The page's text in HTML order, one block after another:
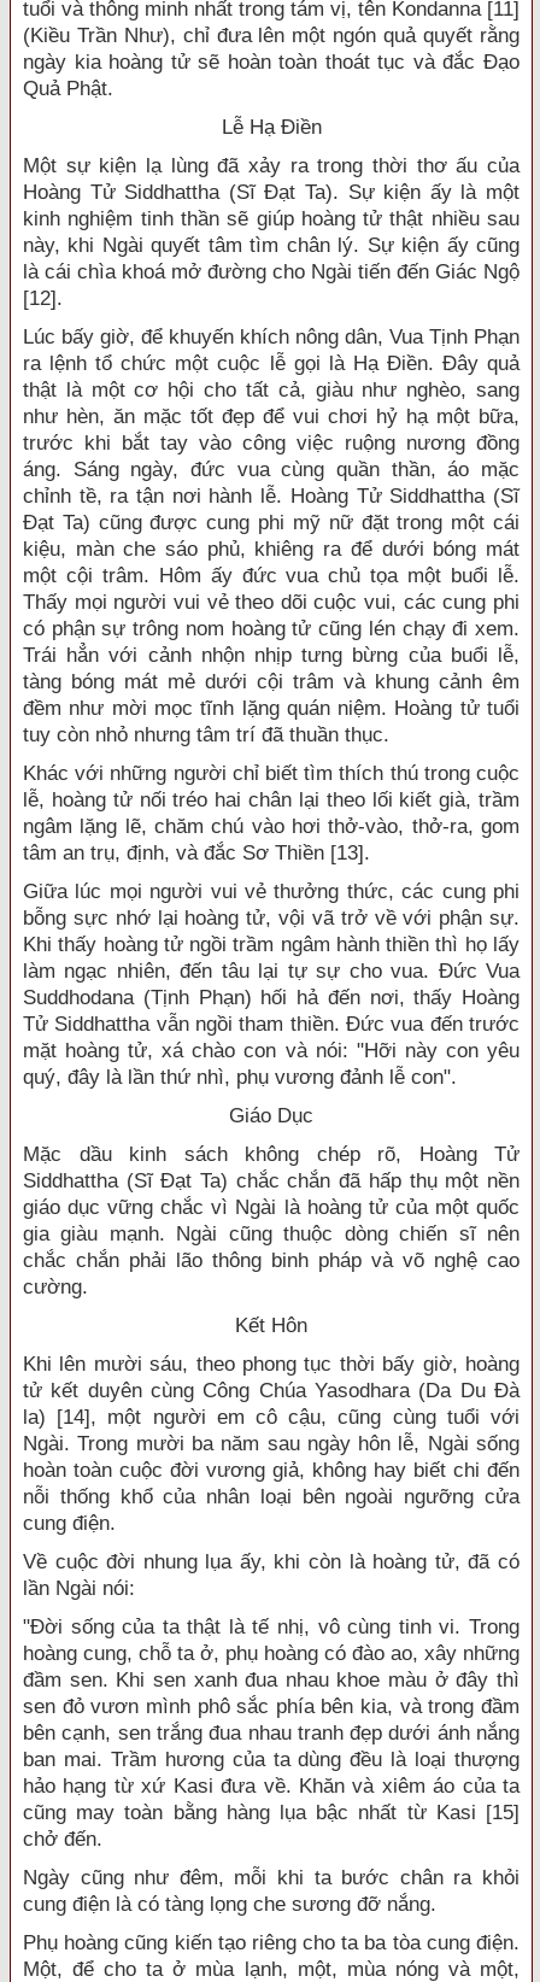
tuổi và thông minh nhất trong tám vị, tên Kondanna [11]
(Kiều Trần Như), chỉ đưa lên một ngón quả quyết rằng
ngày kia hoàng tử sẽ hoàn toàn thoát tục và đắc Đạo
Quả Phật.
Lễ Hạ Điền
Một sự kiện lạ lùng đã xảy ra trong thời thơ ấu của
Hoàng Tử Siddhattha (Sĩ Đạt Ta). Sự kiện ấy là một
kinh nghiệm tinh thần sẽ giúp hoàng tử thật nhiều sau
này, khi Ngài quyết tâm tìm chân lý. Sự kiện ấy cũng
là cái chìa khoá mở đường cho Ngài tiến đến Giác Ngộ
[12].
Lúc bấy giờ, để khuyến khích nông dân, Vua Tịnh Phạn
ra lệnh tổ chức một cuộc lễ gọi là Hạ Điền. Đây quả
thật là một cơ hội cho tất cả, giàu như nghèo, sang
như hèn, ăn mặc tốt đẹp để vui chơi hỷ hạ một bữa,
trước khi bắt tay vào công việc ruộng nương đồng
áng. Sáng ngày, đức vua cùng quần thần, áo mặc
chỉnh tề, ra tận nơi hành lễ. Hoàng Tử Siddhattha (Sĩ
Đạt Ta) cũng được cung phi mỹ nữ đặt trong một cái
kiệu, màn che sáo phủ, khiêng ra để dưới bóng mát
một cội trâm. Hôm ấy đức vua chủ tọa một buổi lễ.
Thấy mọi người vui vẻ theo dõi cuộc vui, các cung phi
có phận sự trông nom hoàng tử cũng lén chạy đi xem.
Trái hẳn với cảnh nhộn nhịp tưng bừng của buổi lễ,
tàng bóng mát mẻ dưới cội trâm và khung cảnh êm
đềm như mời mọc tĩnh lặng quán niệm. Hoàng tử tuổi
tuy còn nhỏ nhưng tâm trí đã thuần thục.
Khác với những người chỉ biết tìm thích thú trong cuộc
lễ, hoàng tử nối tréo hai chân lại theo lối kiết già, trầm
ngâm lặng lẽ, chăm chú vào hơi thở-vào, thở-ra, gom
tâm an trụ, định, và đắc Sơ Thiền [13].
Giữa lúc mọi người vui vẻ thưởng thức, các cung phi
bỗng sực nhớ lại hoàng tử, vội vã trở về với phận sự.
Khi thấy hoàng tử ngồi trầm ngâm hành thiền thì họ lấy
làm ngạc nhiên, đến tâu lại tự sự cho vua. Đức Vua
Suddhodana (Tịnh Phạn) hối hả đến nơi, thấy Hoàng
Tử Siddhattha vẫn ngồi tham thiền. Đức vua đến trước
mặt hoàng tử, xá chào con và nói: "Hỡi này con yêu
quý, đây là lần thứ nhì, phụ vương đảnh lễ con".
Giáo Dục
Mặc dầu kinh sách không chép rõ, Hoàng Tử
Siddhattha (Sĩ Đạt Ta) chắc chắn đã hấp thụ một nền
giáo dục vững chắc vì Ngài là hoàng tử của một quốc
gia giàu mạnh. Ngài cũng thuộc dòng chiến sĩ nên
chắc chắn phải lão thông binh pháp và võ nghệ cao
cường.
Kết Hôn
Khi lên mười sáu, theo phong tục thời bấy giờ, hoàng
tử kết duyên cùng Công Chúa Yasodhara (Da Du Đà
la) [14], một người em cô cậu, cũng cùng tuổi với
Ngài. Trong mười ba năm sau ngày hôn lễ, Ngài sống
hoàn toàn cuộc đời vương giả, không hay biết chi đến
nỗi thống khổ của nhân loại bên ngoài ngưỡng cửa
cung điện.
Về cuộc đời nhung lụa ấy, khi còn là hoàng tử, đã có
lần Ngài nói:
"Đời sống của ta thật là tế nhị, vô cùng tinh vi. Trong
hoàng cung, chỗ ta ở, phụ hoàng có đào ao, xây những
đầm sen. Khi sen xanh đua nhau khoe màu ở đây thì
sen đỏ vươn mình phô sắc phía bên kia, và trong đầm
bên cạnh, sen trắng đua nhau tranh đẹp dưới ánh nắng
ban mai. Trầm hương của ta dùng đều là loại thượng
hảo hạng từ xứ Kasi đưa về. Khăn và xiêm áo của ta
cũng may toàn bằng hàng lụa bậc nhất từ Kasi [15]
chở đến.
Ngày cũng như đêm, mỗi khi ta bước chân ra khỏi
cung điện là có tàng lọng che sương đỡ nắng.
Phụ hoàng cũng kiến tạo riêng cho ta ba tòa cung điện.
Một, để cho ta ở mùa lạnh, một, mùa nóng và một,